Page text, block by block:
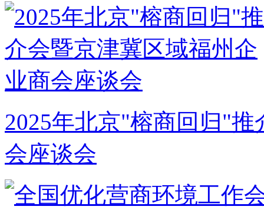
2025年北京"榕商回归"
会座谈会